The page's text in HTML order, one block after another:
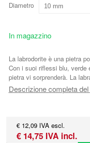
Diametro
In magazzino
La labrodorite è una pietra
Con i suoi riflessi blu, verde
pietra vi sorprenderà. La
Descrizione completa
€ 12,09 IVA escl.
€ 14,75 IVA incl.